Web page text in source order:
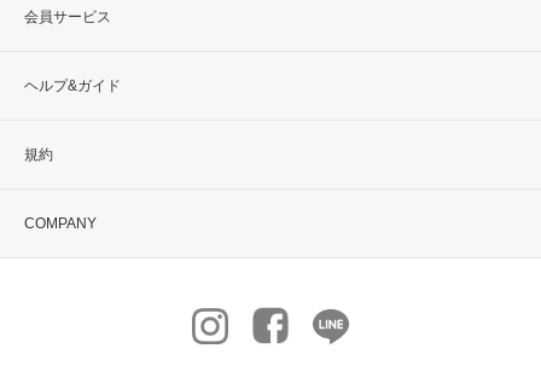
会員サービス
ヘルプ&ガイド
規約
COMPANY